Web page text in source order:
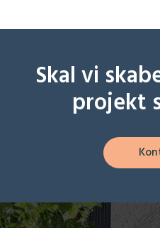
Skal vi
projekt